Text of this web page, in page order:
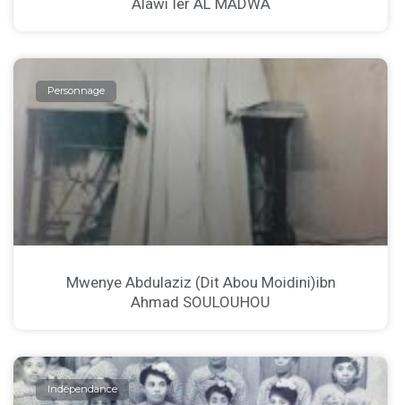
Personnage
Mwenye Abdulaziz (Dit Abou Moidini)ibn
Ahmad SOULOUHOU
Indépendance